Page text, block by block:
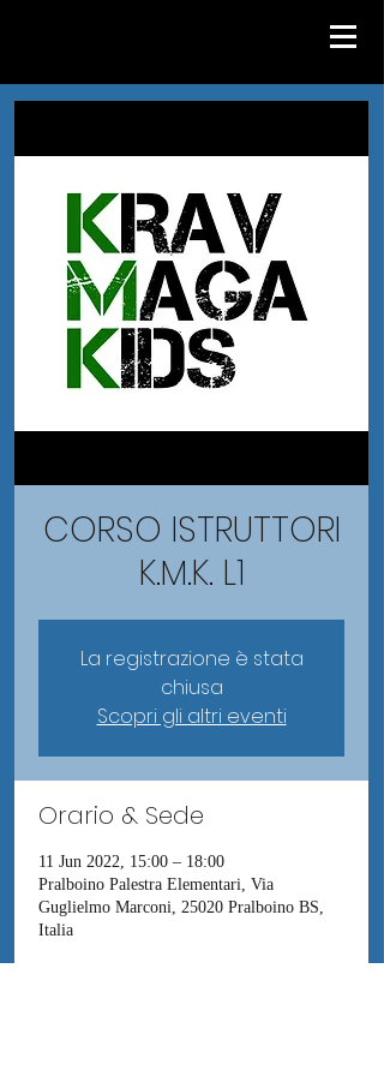
CORSO ISTRUTTORI
K.M.K. L1
La registrazione è stata
chiusa
Scopri gli altri eventi
Orario & Sede
11 Jun 2022, 15:00 – 18:00
Pralboino Palestra Elementari, Via
Guglielmo Marconi, 25020 Pralboino BS,
Italia